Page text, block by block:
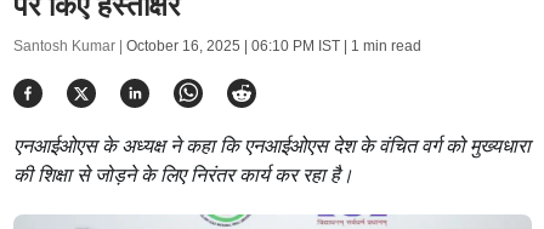
Santosh Kumar | October 16, 2025 | 06:10 PM IST| 1 min read
एनआईओएस के अध्यक्ष ने कहा कि एनआईओएस देश के वंचित वर्ग को मुख्यधारा
की शिक्षा से जोड़ने के लिए निरंतर कार्य कर रहा है।